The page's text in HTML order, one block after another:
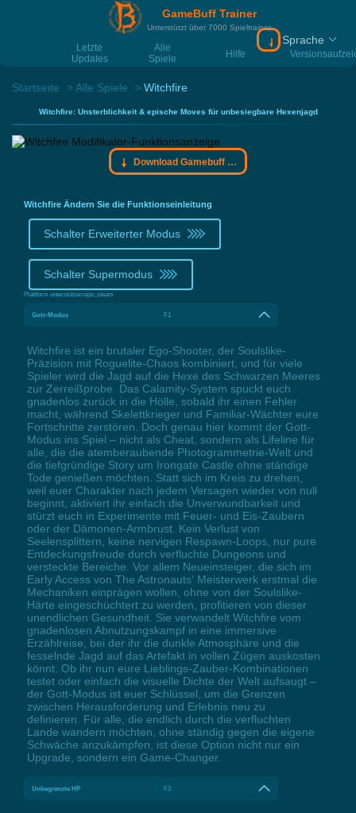
GameBuff Trainer
Unterstützt über 7000 Spieltrainer
Letzte
Updates
Alle
Spiele
Hilfe
Download
Sprache
Startseite Alle Spiele Witchfire
Witchfire: Unsterblichkeit & epische Moves für unbesiegbare Hexenjagd
Download Gamebuff Trainer
Witchfire Ändern Sie die Funktionseinleitung
Schalter Erweiterter Modus
Schalter Supermodus
Plattform unterstützen:epic,steam
Gott-Modus F1
Witchfire ist ein brutaler Ego-Shooter, der Soulslike-
Präzision mit Roguelite-Chaos kombiniert, und für viele
Spieler wird die Jagd auf die Hexe des Schwarzen Meeres
zur Zerreißprobe. Das Calamity-System spuckt euch
gnadenlos zurück in die Hölle, sobald ihr einen Fehler
macht, während Skelettkrieger und Familiar-Wächter eure
Fortschritte zerstören. Doch genau hier kommt der Gott-
Modus ins Spiel – nicht als Cheat, sondern als Lifeline für
alle, die die atemberaubende Photogrammetrie-Welt und
die tiefgründige Story um Irongate Castle ohne ständige
Tode genießen möchten. Statt sich im Kreis zu drehen,
weil euer Charakter nach jedem Versagen wieder von null
beginnt, aktiviert ihr einfach die Unverwundbarkeit und
stürzt euch in Experimente mit Feuer- und Eis-Zaubern
oder der Dämonen-Armbrust. Kein Verlust von
Seelensplittern, keine nervigen Respawn-Loops, nur pure
Entdeckungsfreude durch verfluchte Dungeons und
versteckte Bereiche. Vor allem Neueinsteiger, die sich im
Early Access von The Astronauts‘ Meisterwerk erstmal die
Mechaniken einprägen wollen, ohne von der Soulslike-
Härte eingeschüchtert zu werden, profitieren von dieser
unendlichen Gesundheit. Sie verwandelt Witchfire vom
gnadenlosen Abnutzungskampf in eine immersive
Erzählreise, bei der ihr die dunkle Atmosphäre und die
fesselnde Jagd auf das Artefakt in vollen Zügen auskosten
könnt. Ob ihr nun eure Lieblings-Zauber-Kombinationen
testet oder einfach die visuelle Dichte der Welt aufsaugt –
der Gott-Modus ist euer Schlüssel, um die Grenzen
zwischen Herausforderung und Erlebnis neu zu
definieren. Für alle, die endlich durch die verfluchten
Lande wandern möchten, ohne ständig gegen die eigene
Schwäche anzukämpfen, ist diese Option nicht nur ein
Upgrade, sondern ein Game-Changer.
Unbegrenzte HP F2